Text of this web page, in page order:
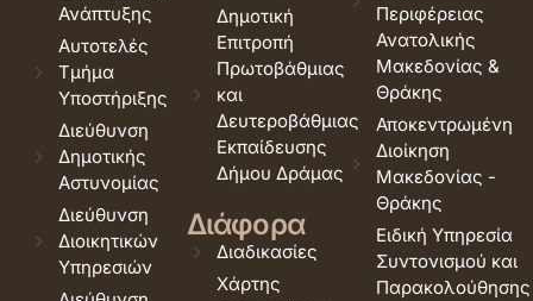
Ανάπτυξης
Αυτοτελές
Τμήμα
Υποστήριξης
Διεύθυνση
Δημοτικής
Αστυνομίας
Διεύθυνση
Διοικητικών
Υπηρεσιών
Δημοτική
Επιτροπή
Πρωτοβάθμιας
και
Δευτεροβάθμιας
Εκπαίδευσης
Δήμου Δράμας
Διάφορα
Διαδικασίες
Χάρτης
Περιφέρειας
Ανατολικής
Μακεδονίας &
Θράκης
Αποκεντρωμένη
Διοίκηση
Μακεδονίας -
Θράκης
Ειδική Υπηρεσία
Συντονισμού και
Παρακολούθησης